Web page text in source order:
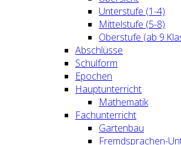
Unterstufe (1-4)
Mittelstufe (5-8)
Oberstufe (ab
Abschlüsse
Schulform
Epochen
Hauptunterricht
Mathematik
Fachunterricht
Gartenbau
Fremdsprachen-